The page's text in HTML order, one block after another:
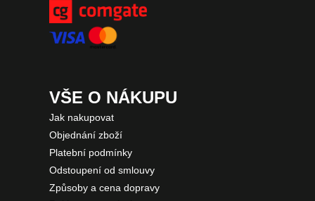
VŠE O NÁKUPU
Jak nakupovat
Objednání zboží
Platební podmínky
Odstoupení od smlouvy
Způsoby a cena dopravy